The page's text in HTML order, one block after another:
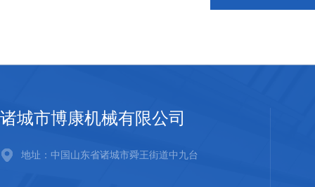
诸城市博康机械有限公司
地址：中国山东省诸城市舜王街道中九台